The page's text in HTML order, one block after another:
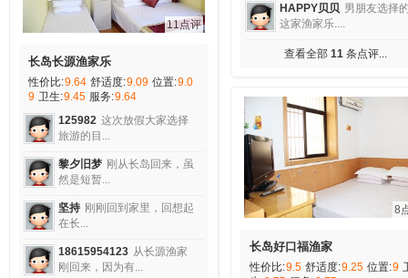
11点评
长岛长源渔家乐
性价比:9.64 舒适度:9.09 位置:9.0
9 卫生:9.45 服务:9.64
125982 这次放假大家选择
旅游的目...
黎夕旧梦 刚从长岛回来，虽
然是短暂...
坚持 刚刚回到家里，回想起
在长...
18615954123 从长源渔家
刚回来，因为有...
HAPPY贝贝 男朋友选择
这家渔家乐....
查看全部 11条点评...
8
长岛好口福渔家
性价比:9.5 舒适度:9.25 位置:9